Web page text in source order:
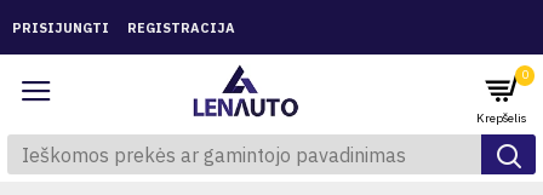
PRISIJUNGTI REGISTRACIJA
0